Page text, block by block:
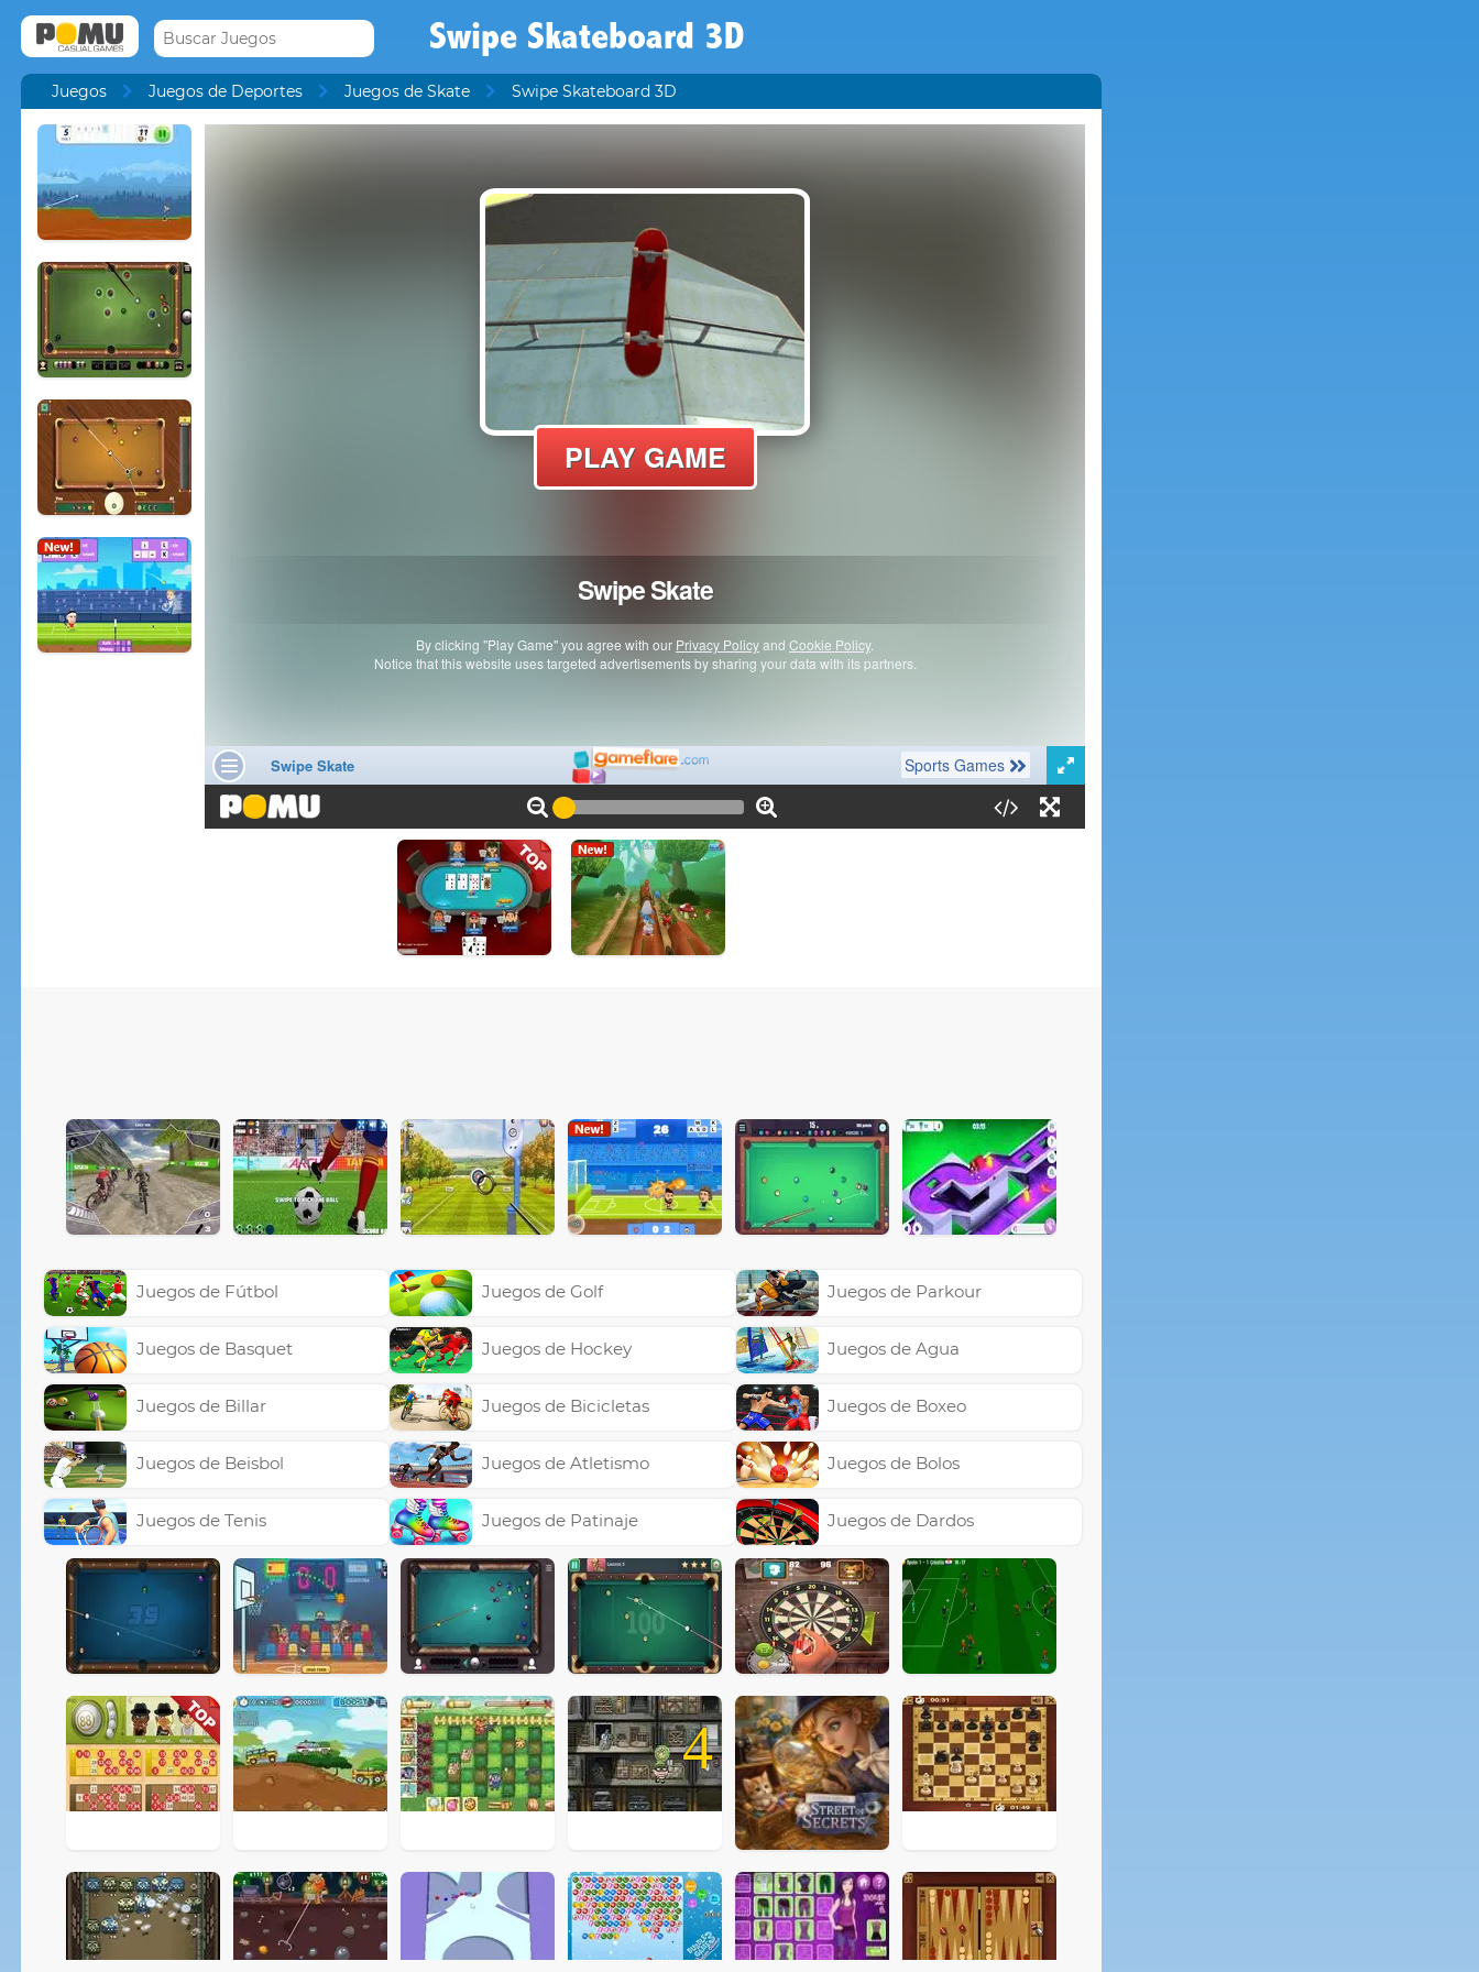
Swipe Skateboard 3D
Juegos Juegos de Deportes Juegos de Skate Swipe Skateboard 3D
Juegos de Fútbol
Juegos de Basquet
Juegos de Billar
Juegos de Beisbol
Juegos de Tenis
Juegos de Golf
Juegos de Hockey
Juegos de Bicicletas
Juegos de Atletismo
Juegos de Patinaje
Juegos de Parkour
Juegos de Agua
Juegos de Boxeo
Juegos de Bolos
Juegos de Dardos
4